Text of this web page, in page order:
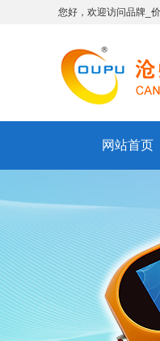
您好，欢迎访问品牌_
网站首页